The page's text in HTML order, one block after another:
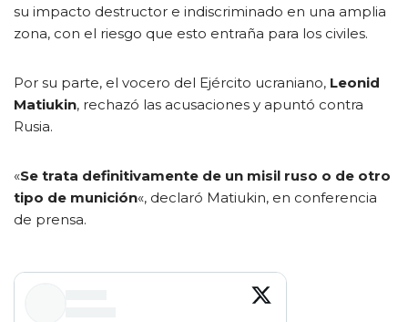
su impacto destructor e indiscriminado en una amplia
zona, con el riesgo que esto entraña para los civiles.
Por su parte, el vocero del Ejército ucraniano, Leonid
Matiukin, rechazó las acusaciones y apuntó contra
Rusia.
«Se trata definitivamente de un misil ruso o de otro
tipo de munición«, declaró Matiukin, en conferencia
de prensa.